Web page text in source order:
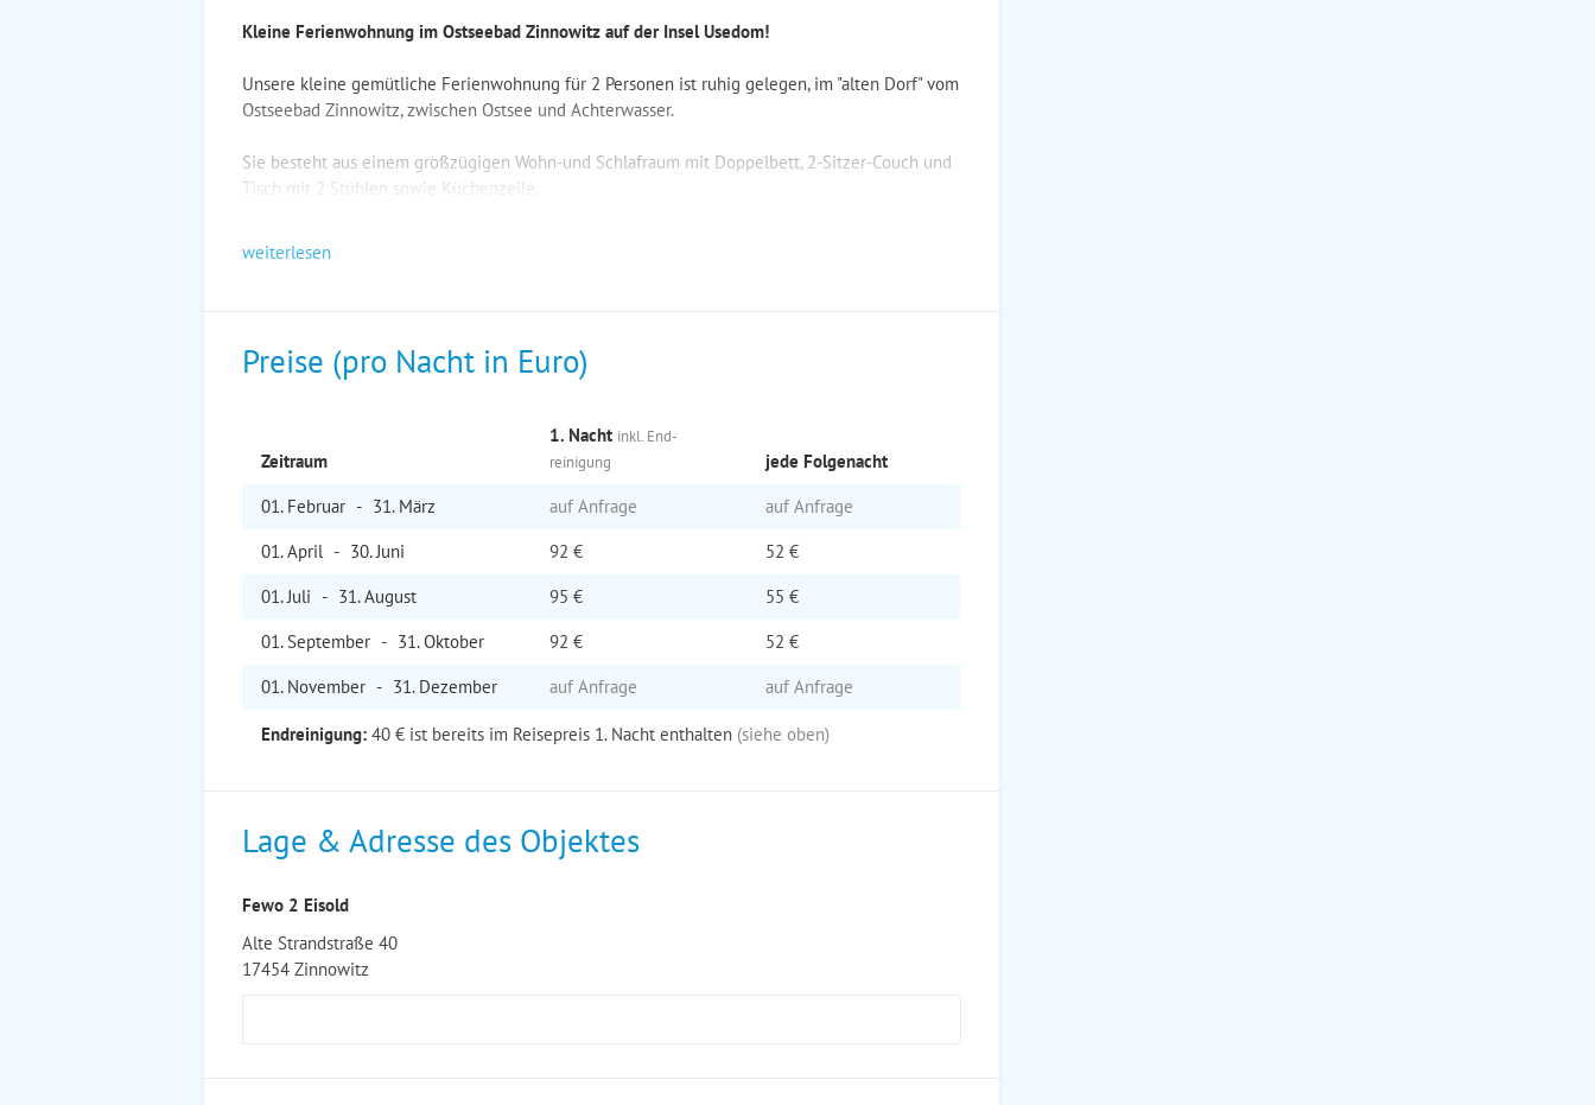
Kleine Ferienwohnung im Ostseebad Zinnowitz auf der Insel Usedom!
Unsere kleine gemütliche Ferienwohnung für 2 Personen ist ruhig gelegen, im "alten Dorf" vom
Ostseebad Zinnowitz, zwischen Ostsee und Achterwasser.
Sie besteht aus einem großzügigen Wohn-und Schlafraum mit Doppelbett, 2-Sitzer-Couch und
Tisch mit 2 Stühlen sowie Küchenzeile.
weiterlesen
Preise (pro Nacht in Euro)
Zeitraum
1. Nacht inkl. End­
reinigung
jede Folge­nacht
01. Februar - 31. März auf Anfrage
auf Anfrage
01. April - 30. Juni 92 €
52 €
01. Juli - 31. August 95 €
55 €
01. September - 31. Oktober 92 €
52 €
01. November - 31. Dezember auf Anfrage auf Anfrage
Endreinigung: 40 € ist bereits im Reisepreis 1. Nacht enthalten (siehe oben)
Lage & Adresse des Objektes
Fewo 2 Eisold
Alte Strandstraße 40
17454 Zinnowitz